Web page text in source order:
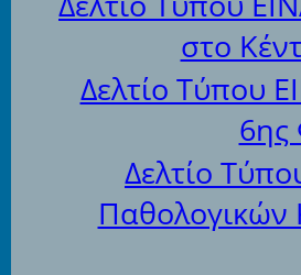
στο
Δελτίο Τύπου
6ης
Δελτίο
Παθολογικών